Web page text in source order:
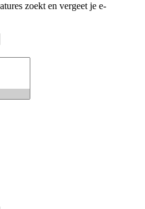
zoekt en vergeet je e-